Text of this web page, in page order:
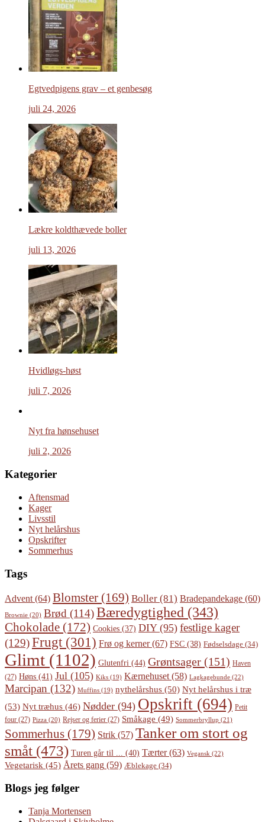
Egtvedpigens grav – et genbesøg
juli 24, 2026
Lækre koldthævede boller
juli 13, 2026
Hvidløgs-høst
juli 7, 2026
Nyt fra hønsehuset
juli 2, 2026
Kategorier
Aftensmad
Kager
Livsstil
Nyt helårshus
Opskrifter
Sommerhus
Tags
Advent (64) Blomster (169) Boller (81) Bradepandekage (60)
Brownie (20) Brød (114)Bæredygtighed (343)
Chokolade (172) Cookies (37) DIY(95) festlige kager
(129)Frugt(301) Frø og kerner(67) FSC (38) Fødselsdage (34)
Glimt (1102) Glutenfri (44) Grøntsager (151) Haven
(27) Høns (41) Jul (105) Kiks (19) Kærnehuset (58) Lagkagebunde (22)
Marcipan (132) Muffins (19) nythelårshus (50) Nyt helårshus i træ
(53) Nyt træhus (46) Nødder (94) Opskrift (694) Petit
four (27) Pizza (20) Rejser og ferier (27) Småkage (49) Sommerbryllup (21)
Sommerhus (179) Strik (57) Tanker om stort og
småt (473) Turen går til ... (40) Tærter(63) Vegansk (22)
Vegetarisk (45) Årets gang (59) Æblekage (34)
Blogs jeg følger
Tanja Mortensen